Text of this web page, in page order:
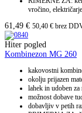
vročino, električarje
61,49 € 50,40 € brez
Hiter pogled
Kombinezon MG 260
kakovostni
okolju prijazen
lahek in udoben za
možnost dobave
dobavljiv v petih